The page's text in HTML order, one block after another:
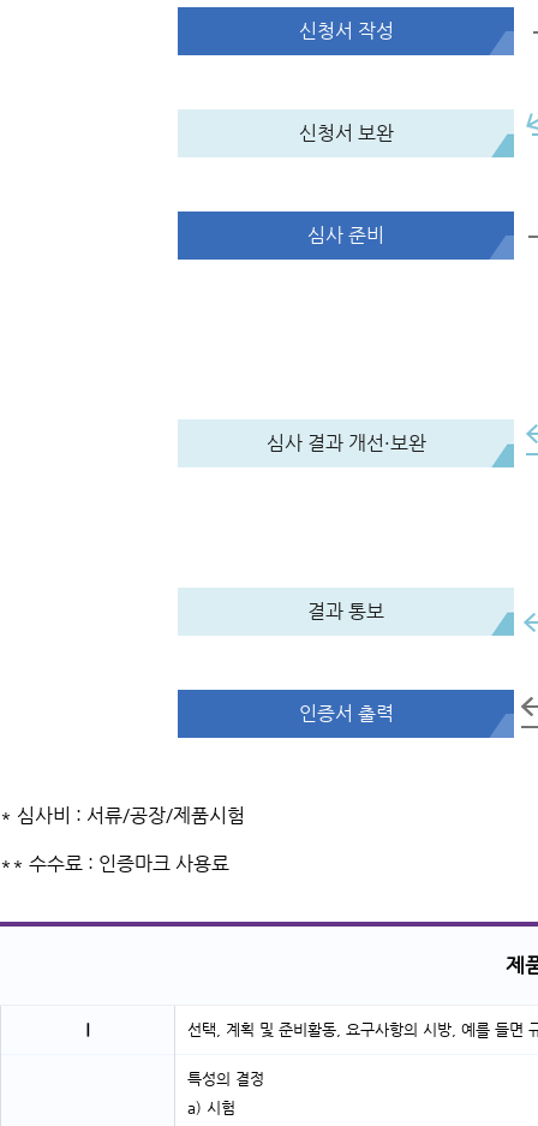
신청서 작성
신청서 보완
심사 준비
심사 결과 개선·보완
결과 통보
인증서 출력
* 심사비 : 서류/공장/제품시험
** 수수료 : 인증마크 사용료
제
Ⅰ 선택, 계획 및 준비활동, 요구사항의 시방 , 예를 들면
특성의 결정
a) 시험